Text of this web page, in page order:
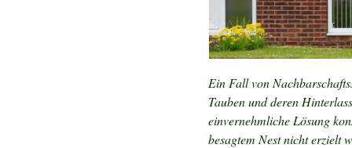
Ein Fall von
Tauben und deren
einvernehmliche Lösung
besagtem Nest nicht erzielt